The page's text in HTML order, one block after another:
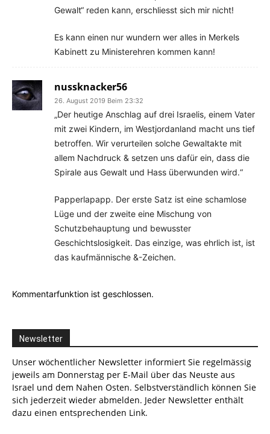
Gewalt“ reden kann, erschliesst sich mir nicht!
Es kann einen nur wundern wer alles in Merkels
Kabinett zu Ministerehren kommen kann!
nussknacker56
26. August 2019 Beim 23:32
„Der heutige Anschlag auf drei Israelis, einem Vater
mit zwei Kindern, im Westjordanland macht uns tief
betroffen. Wir verurteilen solche Gewaltakte mit
allem Nachdruck & setzen uns dafür ein, dass die
Spirale aus Gewalt und Hass überwunden wird.“
Papperlapapp. Der erste Satz ist eine schamlose
Lüge und der zweite eine Mischung von
Schutzbehauptung und bewusster
Geschichtslosigkeit. Das einzige, was ehrlich ist, ist
das kaufmännische &-Zeichen.
Kommentarfunktion ist geschlossen.
Newsletter
Unser wöchentlicher Newsletter informiert Sie regelmässig
jeweils am Donnerstag per E-Mail über das Neuste aus
Israel und dem Nahen Osten. Selbstverständlich können Sie
sich jederzeit wieder abmelden. Jeder Newsletter enthält
dazu einen entsprechenden Link.